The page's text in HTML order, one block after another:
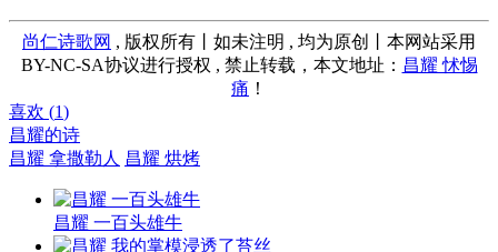
尚仁诗歌网 , 版权所有丨如未注明 , 均为原创丨本网站采用
BY-NC-SA协议进行授权 , 禁止转载，本文地址： 昌耀 怵惕
痛 ！
喜欢 (1)
昌耀的诗
昌耀 拿撒勒人 昌耀 烘烤
昌耀 一百头雄牛